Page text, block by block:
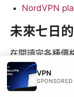
NordVPN
未來七日
在閱讀完各種價
的高低，而是你
在長期訂閱與單
VPN
SPONSORED